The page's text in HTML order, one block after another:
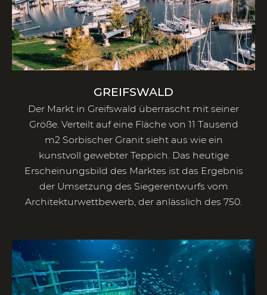
GREIFSWALD
Der Markt in Greifswald überrascht mit seiner
Größe. Verteilt auf eine Fläche von 11 Tausend
m2 Sorbischer Granit sieht aus wie ein
kunstvoll gewebter Teppich. Das heutige
Erscheinungsbild des Marktes ist das Ergebnis
der Umsetzung des Siegerentwurfs vom
Architekturwettbewerb, der anlässlich des 750.